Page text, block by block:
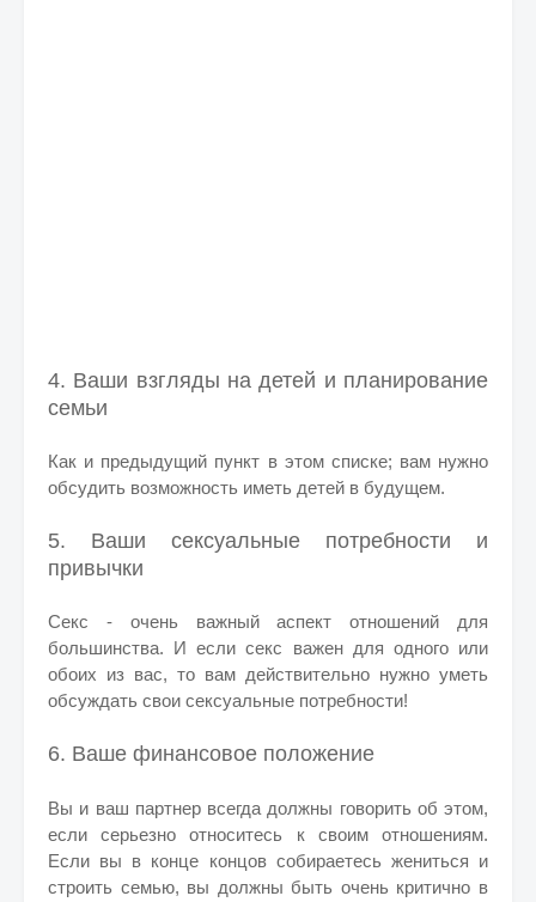
4. Ваши взгляды на детей и планирование
семьи
Как и предыдущий пункт в этом списке; вам нужно
обсудить возможность иметь детей в будущем.
5. Ваши сексуальные потребности и
привычки
Секс - очень важный аспект отношений для
большинства. И если секс важен для одного или
обоих из вас, то вам действительно нужно уметь
обсуждать свои сексуальные потребности!
6. Ваше финансовое положение
Вы и ваш партнер всегда должны говорить об этом,
если серьезно относитесь к своим отношениям.
Если вы в конце концов собираетесь жениться и
строить семью, вы должны быть очень критично в